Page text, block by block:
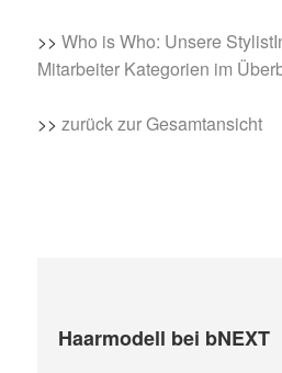
>>Who is Who: Unsere
Mitarbeiter Kategorien im
>>zurück zur Gesamtansicht
Haarmodell bei bNEXT